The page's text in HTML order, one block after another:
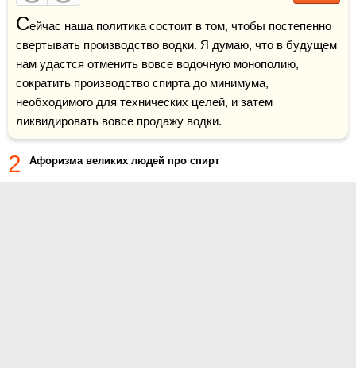
Сейчас наша политика состоит в том, чтобы постепенно
свертывать производство водки. Я думаю, что в будущем
нам удастся отменить вовсе водочную монополию,
сократить производство спирта до минимума,
необходимого для технических целей, и затем
ликвидировать вовсе продажу водки.
2 Афоризма великих людей про спирт